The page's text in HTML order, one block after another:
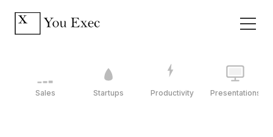
Sales Startups Productivity Presentations